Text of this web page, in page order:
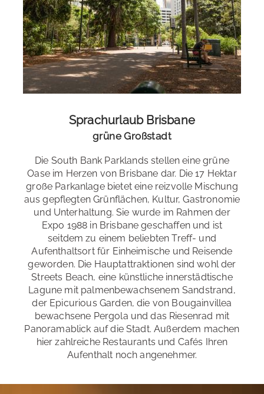
Sprachurlaub Brisbane
grüne Großstadt
Die South Bank Parklands stellen eine grüne
Oase im Herzen von Brisbane dar. Die 17 Hektar
große Parkanlage bietet eine reizvolle Mischung
aus gepflegten Grünflächen, Kultur, Gastronomie
und Unterhaltung. Sie wurde im Rahmen der
Expo 1988 in Brisbane geschaffen und ist
seitdem zu einem beliebten Treff- und
Aufenthaltsort für Einheimische und Reisende
geworden. Die Hauptattraktionen sind wohl der
Streets Beach, eine künstliche innerstädtische
Lagune mit palmenbewachsenem Sandstrand,
der Epicurious Garden, die von Bougainvillea
bewachsene Pergola und das Riesenrad mit
Panoramablick auf die Stadt. Außerdem machen
hier zahlreiche Restaurants und Cafés Ihren
Aufenthalt noch angenehmer.